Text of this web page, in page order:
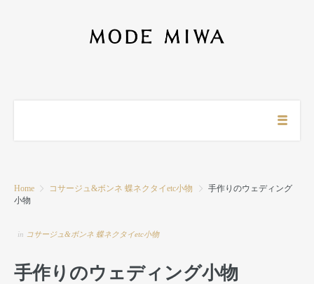
Home コサージュ&ボンネ 蝶ネクタイetc小物
手作りのウェディング
小物
in コサージュ&ボンネ 蝶ネクタイetc小物
手作りのウェディング小物